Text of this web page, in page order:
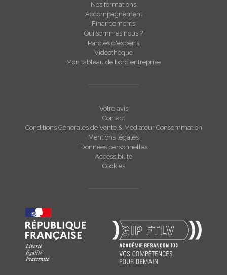
Nos formations
Accompagnement
Financements
Qui sommes nous ?
Paroles d'experts
Vidéothèque
Mon tableau de bord entreprise
Votre avis
Contact
Conditions Générales de Vente & Médiateur Consommation
Mentions légales
Données personnelles
Accessibilité
Cookies